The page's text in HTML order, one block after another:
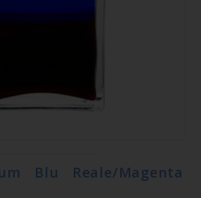
Blu Reale/Magenta